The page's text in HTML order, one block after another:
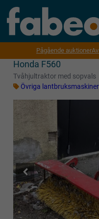
Pågående auktioner
Honda F560
Tvåhjultraktor med sopvals
Övriga lantbruksmaskiner